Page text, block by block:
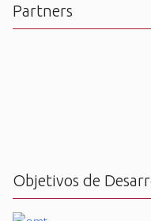
Partners
Objetivos de